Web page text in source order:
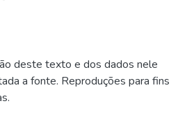
deste texto e dos dados nele
a fonte. Reproduções para fins